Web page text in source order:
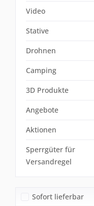
Video
Stative
Drohnen
Camping
3D Produkte
Angebote
Aktionen
Sperrgüter für
Versandregel
Sofort lieferbar